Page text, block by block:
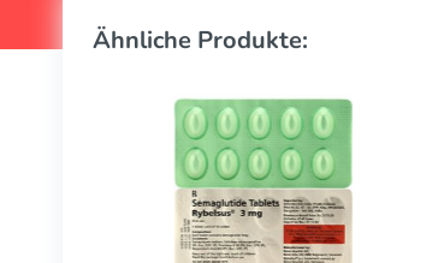
Ähnliche Produkte: